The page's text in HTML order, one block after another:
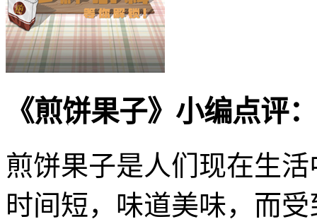
《煎饼果子》小编点评：
煎饼果子是人们现在生
时间短，味道美味，而